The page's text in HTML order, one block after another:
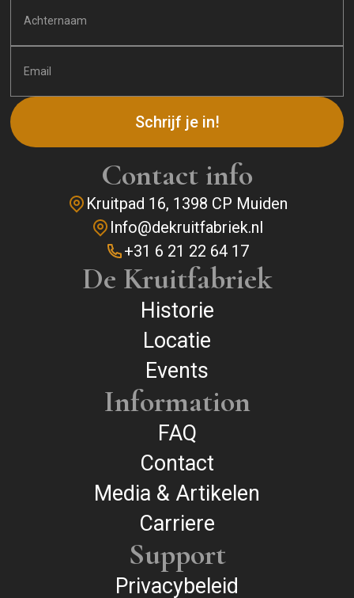
Contact info
Kruitpad 16, 1398 CP Muiden
Info@dekruitfabriek.nl
+31 6 21 22 64 17
De Kruitfabriek
Historie
Locatie
Events
Information
FAQ
Contact
Media & Artikelen
Carriere
Support
Privacybeleid